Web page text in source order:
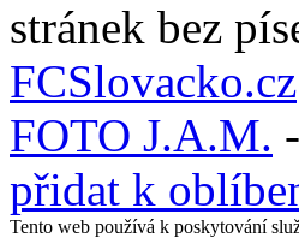
stránek bez
FCSlovacko.cz
FOTO J.A.M. -
přidat k
Tento web používá k poskytování